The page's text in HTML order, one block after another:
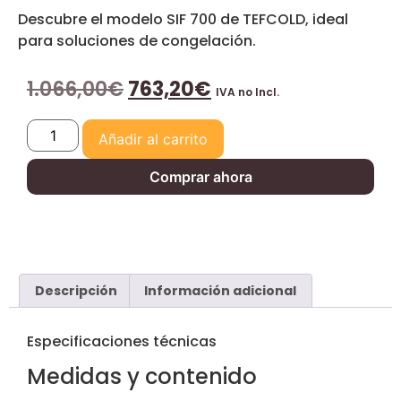
Descubre el modelo SIF 700 de TEFCOLD, ideal
para soluciones de congelación.
1.066,00€763,20€ IVA no Incl.
Añadir al carrito
Comprar ahora
Descripción Información adicional
Especificaciones técnicas
Medidas y contenido